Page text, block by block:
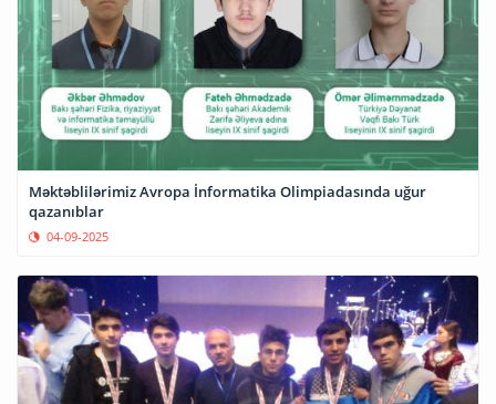
Məktəblilərimiz Avropa İnformatika Olimpiadasında uğur
qazanıblar
04-09-2025